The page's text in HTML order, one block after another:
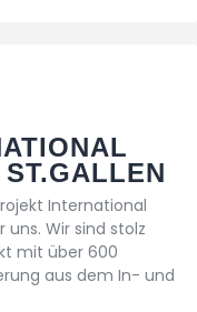
International
uns. Wir sind stolz
mit über 600
aus dem In- und